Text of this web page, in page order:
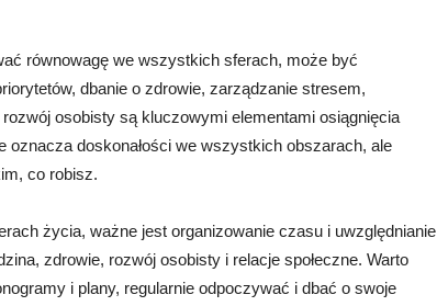
równowagę we wszystkich sferach, może być
dbanie o zdrowie, zarządzanie stresem,
osobisty są kluczowymi elementami osiągnięcia
oznacza doskonałości we wszystkich obszarach, ale
co robisz.
życia, ważne jest organizowanie czasu i uwzględnianie
zdrowie, rozwój osobisty i relacje społeczne. Warto
i plany, regularnie odpoczywać i dbać o swoje